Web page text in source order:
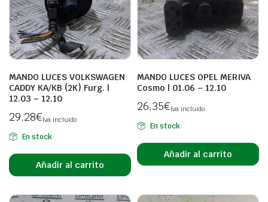
MANDO LUCES VOLKSWAGEN
CADDY KA/KB (2K) Furg. |
12.03 – 12.10
29,28€Iva incluido
En stock
Añadir al carrito
MANDO LUCES OPEL MERIVA
Cosmo | 01.06 – 12.10
26,35€Iva incluido
En stock
Añadir al carrito